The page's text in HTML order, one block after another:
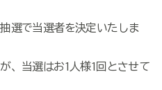
選で当選者を決定いたしま
、当選はお1人様1回とさせて